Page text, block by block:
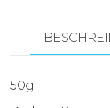
50g